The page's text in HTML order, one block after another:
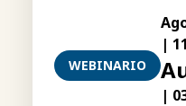
WEBINARIO
|
|